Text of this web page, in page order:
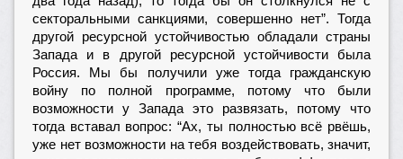
секторальными санкциями, совершенно нет”. Тогда
другой ресурсной устойчивостью обладали страны
Запада и в другой ресурсной устойчивости была
Россия. Мы бы получили уже тогда гражданскую
войну по полной программе, потому что были
возможности у Запада это развязать, потому что
тогда вставал вопрос: “Ах, ты полностью всё рвёшь,
уже нет возможности на тебя воздействовать, значит,